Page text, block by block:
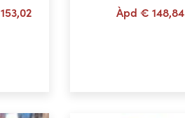
153,02Plage
€ 153,02
Àpd€ 148,84